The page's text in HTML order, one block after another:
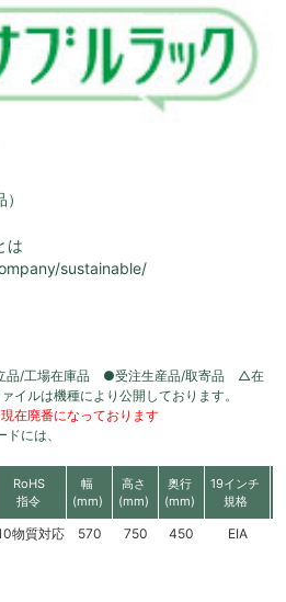
は
sustainable/
/工場在庫品 ●受注生産品/取寄品 △在
ルは機種により公開しております。
在廃番になっております
には、
RoHS
指令
幅
(mm)
高さ
(mm)
奥行
(mm)
19インチ
規格
物質対応 570 750 450 EIA